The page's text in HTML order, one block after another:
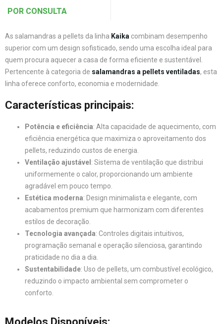
POR CONSULTA
As salamandras a pellets da linha Kaika combinam desempenho
superior com um design sofisticado, sendo uma escolha ideal para
quem procura aquecer a casa de forma eficiente e sustentável.
Pertencente à categoria de salamandras a pellets ventiladas, esta
linha oferece conforto, economia e modernidade.
Características principais:
Potência e eficiência: Alta capacidade de aquecimento, com
eficiência energética que maximiza o aproveitamento dos
pellets, reduzindo custos de energia.
Ventilação ajustável : Sistema de ventilação que distribui
uniformemente o calor, proporcionando um ambiente
agradável em pouco tempo.
Estética moderna: Design minimalista e elegante, com
acabamentos premium que harmonizam com diferentes
estilos de decoração.
Tecnologia avançada: Controles digitais intuitivos,
programação semanal e operação silenciosa, garantindo
praticidade no dia a dia.
Sustentabilidade: Uso de pellets, um combustível ecológico,
reduzindo o impacto ambiental sem comprometer o
conforto.